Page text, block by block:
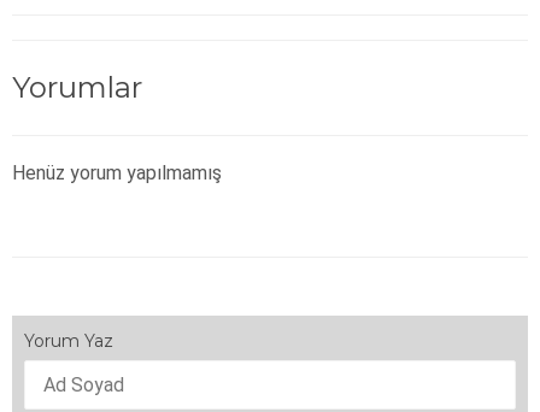
Yorumlar
Henüz yorum yapılmamış
Yorum Yaz